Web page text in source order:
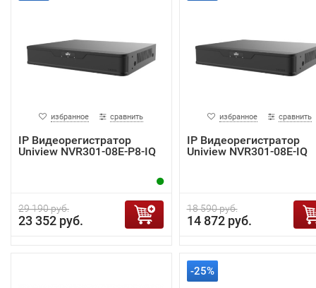
избранное сравнить
IP Видеорегистратор
Uniview NVR301-08E-P8-IQ
29 190 руб.
23 352 руб.
избранное сравнить
IP Видеорегистратор
Uniview NVR301-08E-IQ
18 590 руб.
14 872 руб.
-25%